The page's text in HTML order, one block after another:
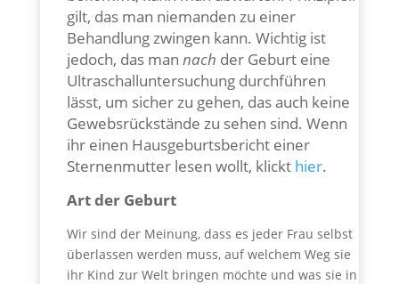
gilt, das man niemanden zu einer
Behandlung zwingen kann. Wichtig ist
jedoch, das man nach der Geburt eine
Ultraschalluntersuchung durchführen
lässt, um sicher zu gehen, das auch keine
Gewebsrückstände zu sehen sind. Wenn
ihr einen Hausgeburtsbericht einer
Sternenmutter lesen wollt, klickt hier.
Art der Geburt
Wir sind der Meinung, dass es jeder Frau selbst
überlassen werden muss, auf welchem Weg sie
ihr Kind zur Welt bringen möchte und was sie in